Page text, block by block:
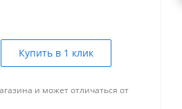
Купить в 1 клик
и может отличаться от